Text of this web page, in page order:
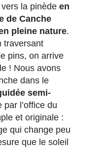
la pinède en
de Canche
pleine nature.
traversant
pins, on arrive
! Nous avons
dans le
semi-
par l’office du
et originale :
qui change peu
que le soleil